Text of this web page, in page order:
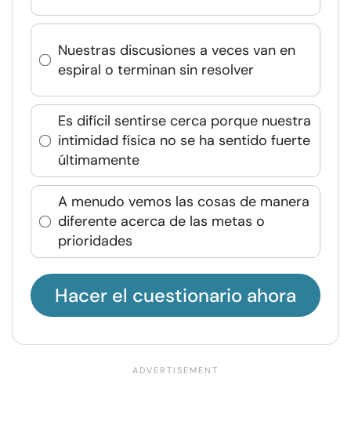
Nuestras discusiones a veces van en
espiral o terminan sin resolver
Es difícil sentirse cerca porque nuestra
intimidad física no se ha sentido fuerte
últimamente
A menudo vemos las cosas de manera
diferente acerca de las metas o
prioridades
Hacer el cuestionario ahora